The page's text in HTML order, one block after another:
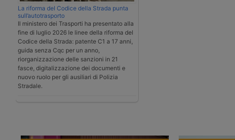
La riforma del Codice della Strada punta
sull’autotrasporto
Il ministero dei Trasporti ha presentato alla
fine di luglio 2026 le linee della riforma del
Codice della Strada: patente C1 a 17 anni,
guida senza Cqc per un anno,
riorganizzazione delle sanzioni in 21
fasce, digitalizzazione dei documenti e
nuovo ruolo per gli ausiliari di Polizia
Stradale.